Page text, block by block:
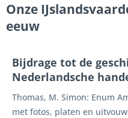
Onze
eeuw
Bijdrage tot de
Nederlandsche
Thomas, M. Simon: Enum
met fotos, platen en